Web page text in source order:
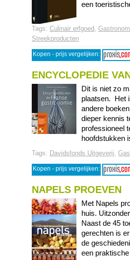
een
Tags: Culinair erfgoed ,
Streekproducten
Kopen - prijs vergelijken:
ENCYCLOPEDIE
Dit is niet zo
plaatsen. Het
andere
dieper kennis
professioneel
hoofdstukken
Tags: Davidsfonds Uitgeverij,
Kopen - prijs vergelijken:
NAPELS PROEVEN
Met Napels
huis.
Naast de 45
gerechten is
de
een